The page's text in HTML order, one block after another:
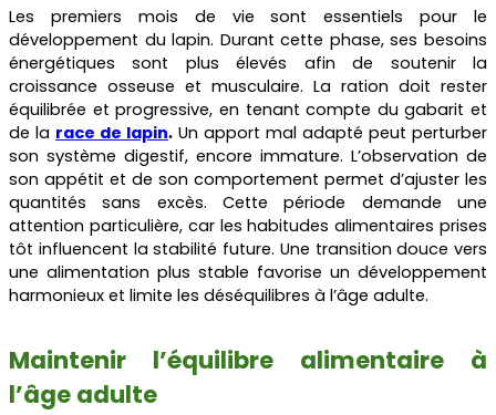
Les premiers mois de vie sont essentiels pour le
développement du lapin. Durant cette phase, ses besoins
énergétiques sont plus élevés afin de soutenir la
croissance osseuse et musculaire. La ration doit rester
équilibrée et progressive, en tenant compte du gabarit et
de la race de lapin. Un apport mal adapté peut perturber
son système digestif, encore immature. L’observation de
son appétit et de son comportement permet d’ajuster les
quantités sans excès. Cette période demande une
attention particulière, car les habitudes alimentaires prises
tôt influencent la stabilité future. Une transition douce vers
une alimentation plus stable favorise un développement
harmonieux et limite les déséquilibres à l’âge adulte.
Maintenir l’équilibre alimentaire à
l’âge adulte